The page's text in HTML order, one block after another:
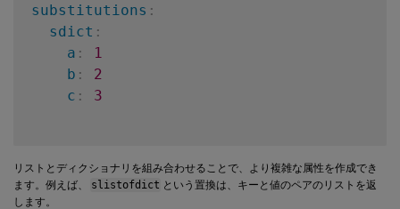
substitutions :
sdict :
a :
1
b :
2
c : 3
リストとディクショナリを組み合わせることで、より複雑な属性を作成でき
ます。例えば、
slistofdict という置換は、キーと値のペアのリストを返
します。